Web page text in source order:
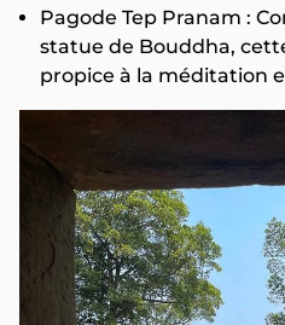
Pagode Tep Pranam :
statue de Bouddha,
propice à la méditation